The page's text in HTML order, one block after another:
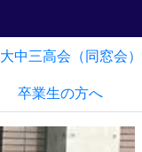
卒業生の方へ
大中三高会（同窓会）